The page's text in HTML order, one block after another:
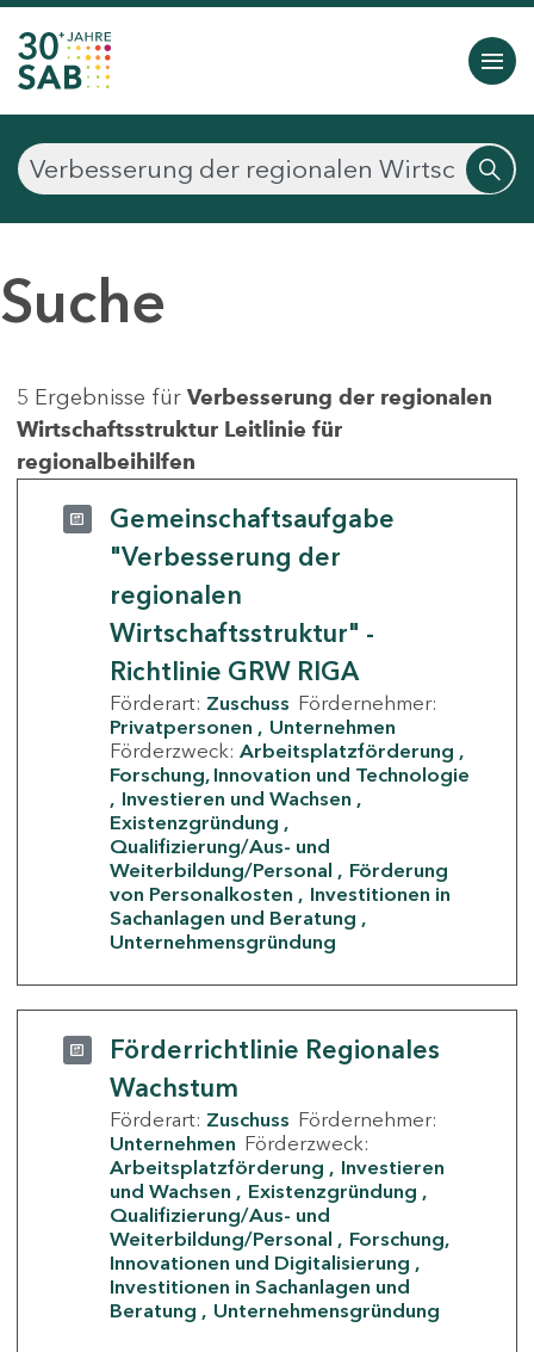
Suche
5 Ergebnisse für Verbesserung der regionalen
Wirtschaftsstruktur Leitlinie für
regionalbeihilfen
Gemeinschaftsaufgabe
"Verbesserung der
regionalen
Wirtschaftsstruktur" -
Richtlinie GRW RIGA
Förderart: Zuschuss Fördernehmer:
Privatpersonen
Unternehmen
Förderzweck: Arbeitsplatzförderung
Forschung, Innovation und Technologie
Investieren und Wachsen
Existenzgründung
Qualifizierung/Aus- und
Weiterbildung/Personal
Förderung
von Personalkosten
Investitionen in
Sachanlagen und Beratung
Unternehmensgründung
Förderrichtlinie Regionales
Wachstum
Förderart: Zuschuss Fördernehmer:
Unternehmen Förderzweck:
Arbeitsplatzförderung
Investieren
und Wachsen
Existenzgründung
Qualifizierung/Aus- und
Weiterbildung/Personal
Forschung,
Innovationen und Digitalisierung
Investitionen in Sachanlagen und
Beratung
Unternehmensgründung